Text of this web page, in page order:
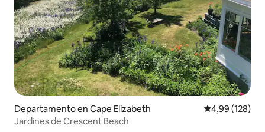
Departamento en Cape Elizabeth Calificación
4,99 (128)
Jardines de Crescent Beach